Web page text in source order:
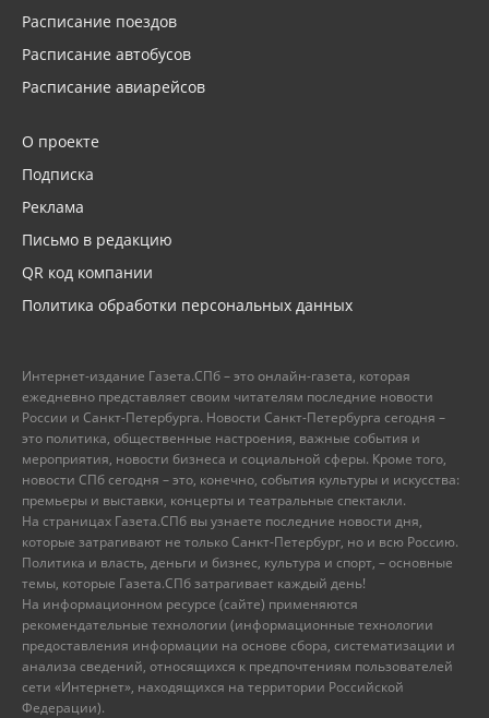
Расписание поездов
Расписание автобусов
Расписание авиарейсов
О проекте
Подписка
Реклама
Письмо в редакцию
QR код компании
Политика обработки персональных данных
Интернет-издание Газета.СПб – это онлайн-газета, которая
ежедневно представляет своим читателям последние новости
России и Санкт-Петербурга. Новости Санкт-Петербурга сегодня –
это политика, общественные настроения, важные события и
мероприятия, новости бизнеса и социальной сферы. Кроме того,
новости СПб сегодня – это, конечно, события культуры и искусства:
премьеры и выставки, концерты и театральные спектакли.
На страницах Газета.СПб вы узнаете последние новости дня,
которые затрагивают не только Санкт-Петербург, но и всю Россию.
Политика и власть, деньги и бизнес, культура и спорт, – основные
темы, которые Газета.СПб затрагивает каждый день!
На информационном ресурсе (сайте) применяются
рекомендательные технологии (информационные технологии
предоставления информации на основе сбора, систематизации и
анализа сведений, относящихся к предпочтениям пользователей
сети «Интернет», находящихся на территории Российской
Федерации).